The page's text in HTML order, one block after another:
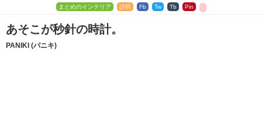
まとめのインテリア 説明 Fb Tw Tb Pin
あそこが秒針の時計。
PANIKI (パニキ)